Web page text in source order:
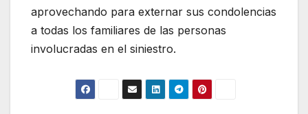
aprovechando para externar sus condolencias
a todas los familiares de las personas
involucradas en el siniestro.